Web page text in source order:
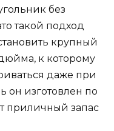
без
такой подход
крупный
к которому
даже при
он изготовлен по
приличный запас